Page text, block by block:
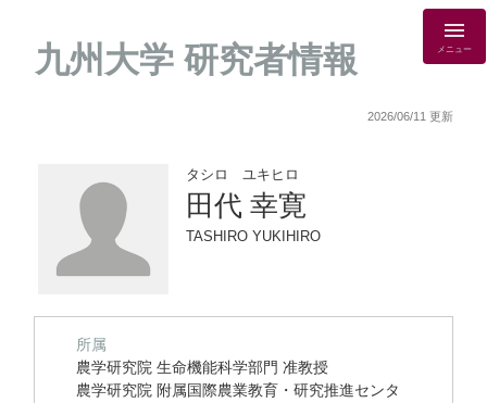
九州大学 研究者情報 メニュー
2026/06/11 更新
タシロ ユキヒロ
田代 幸寛
TASHIRO YUKIHIRO
所属
農学研究院 生命機能科学部門 准教授
農学研究院 附属国際農業教育・研究推進センタ